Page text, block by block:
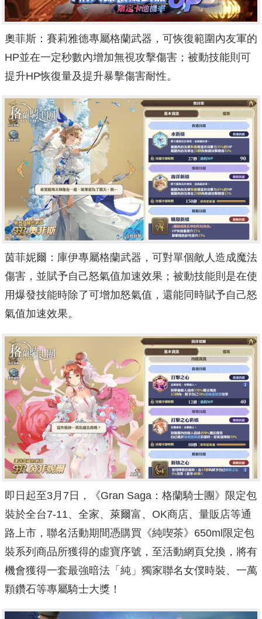
奧菲斯：賽莉雅德專屬格蘭武器，可恢復範圍內友軍的
HP並在一定秒數內增加無視攻擊傷害；被動技能則可
提升HP恢復量及提升暴擊傷害耐性。
茵菲妮爾：庫伊專屬格蘭武器，可對單個敵人造成魔法
傷害，並賦予自己怒氣值加速效果；被動技能則是在使
用爆發技能時除了可增加怒氣值，還能同時賦予自己怒
氣值加速效果。
即日起至3月7日，《Gran Saga：格蘭騎士團》限定包
裝於全台7-11、全家、萊爾富、OK商店、量販店等通
路上市，聯名活動期間憑購買《純喫茶》650ml限定包
裝系列商品所獲得的虛寶序號，至活動網頁兌換，將有
機會獲得一套最強暗法「純」獨家聯名女僕時裝、一萬
顆鑽石等專屬騎士大獎！